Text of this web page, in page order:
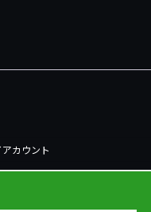
アカウント